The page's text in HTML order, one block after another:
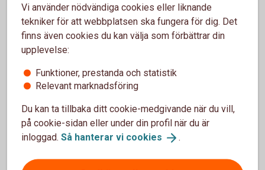
1 sept Investeringsstrategi
6 okt Månadsuppdatering
3 nov
1 dec Investeringsstrategi
Kontakta oss
Vi använder nödvändiga cookies eller liknande
tekniker för att webbplatsen ska fungera för dig. Det
finns även cookies du kan välja som förbättrar din
upplevelse:
Funktioner, prestanda och statistik
Relevant marknadsföring
Du kan ta tillbaka ditt cookie-medgivande när du vill,
på cookie-sidan eller under din profil när du är
inloggad. Så hanterar vi cookies .